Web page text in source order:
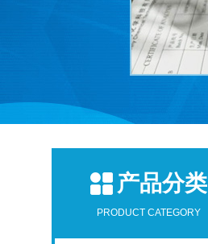
产品分类
PRODUCT CATEGORY